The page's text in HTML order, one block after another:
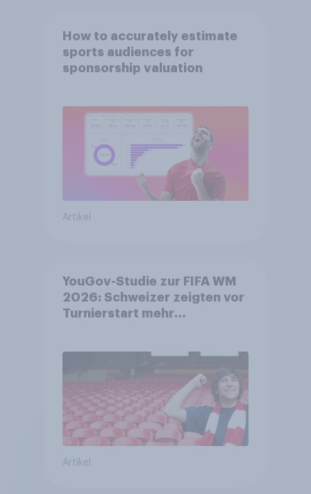
How to accurately estimate
sports audiences for
sponsorship valuation
Artikel
YouGov-Studie zur FIFA WM
2026: Schweizer zeigten vor
Turnierstart mehr
Artikel